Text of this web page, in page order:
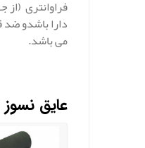
فراوانتری
دارا باشدو
می باشد.
عایق نسوز